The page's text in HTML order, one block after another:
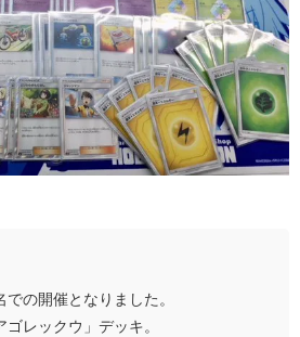
の開催となりました。
レックウ」デッキ。